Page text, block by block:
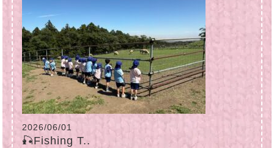
2026/06/01
🎣Fishing T..